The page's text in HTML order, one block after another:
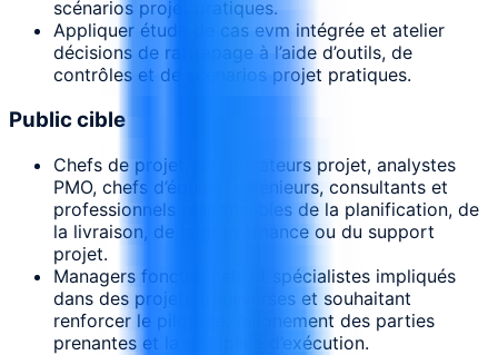
scénarios projet pratiques.
Appliquer étude de cas evm intégrée et atelier
décisions de rattrapage à l’aide d’outils, de
contrôles et de scénarios projet pratiques.
Public cible
Chefs de projet, coordinateurs projet, analystes
PMO, chefs d’équipe, ingénieurs, consultants et
professionnels responsables de la planification, de
la livraison, de la gouvernance ou du support
projet.
Managers fonctionnels et spécialistes impliqués
dans des projets transverses et souhaitant
renforcer le pilotage, l’alignement des parties
prenantes et la discipline d’exécution.